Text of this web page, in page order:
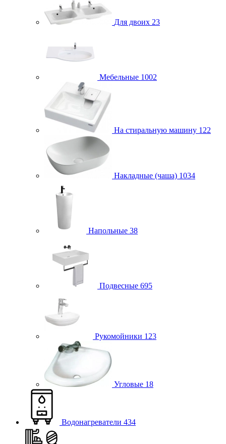
Для двоих 23
Мебельные 1002
На стиральную машину 122
Накладные (чаша) 1034
Напольные 38
Подвесные 695
Рукомойники 123
Угловые 18
Водонагреватели 434